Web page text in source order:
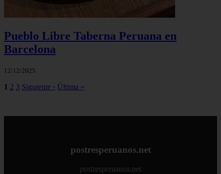
Pueblo Libre Taberna Peruana en
Barcelona
12/12/2025
1 2 3 Siguiente › Última »
postresperuanos.net
postresperuanos.net